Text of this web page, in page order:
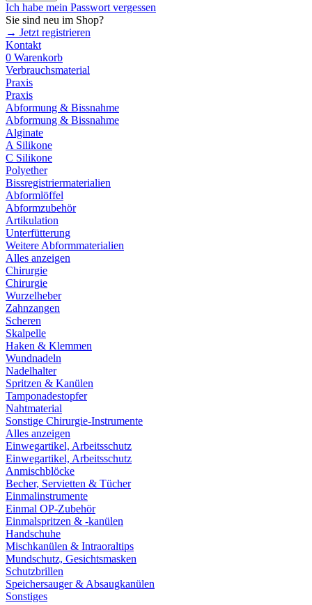
Ich habe mein Passwort vergessen
Sie sind neu im Shop?
→ Jetzt registrieren
Kontakt
0 Warenkorb
Verbrauchsmaterial
Praxis
Praxis
Abformung & Bissnahme
Abformung & Bissnahme
Alginate
A Silikone
C Silikone
Polyether
Bissregistriermaterialien
Abformlöffel
Abformzubehör
Artikulation
Unterfütterung
Weitere Abformmaterialien
Alles anzeigen
Chirurgie
Chirurgie
Wurzelheber
Zahnzangen
Scheren
Skalpelle
Haken & Klemmen
Wundnadeln
Nadelhalter
Spritzen & Kanülen
Tamponadestopfer
Nahtmaterial
Sonstige Chirurgie-Instrumente
Alles anzeigen
Einwegartikel, Arbeitsschutz
Einwegartikel, Arbeitsschutz
Anmischblöcke
Becher, Servietten & Tücher
Einmalinstrumente
Einmal OP-Zubehör
Einmalspritzen & -kanülen
Handschuhe
Mischkanülen & Intraoraltips
Mundschutz, Gesichtsmasken
Schutzbrillen
Speichersauger & Absaugkanülen
Sonstiges